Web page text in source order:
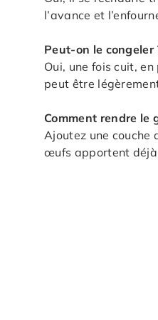
l’avance et
Peut-on le congeler
Oui, une fois cuit,
peut être
Comment rendre le
Ajoutez une couche
œufs apportent déjà